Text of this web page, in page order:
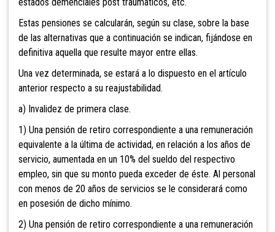
Estas pensiones se calcularán, según su clase, sobre la base
de las alternativas que a continuación se indican, fijándose en
definitiva aquella que resulte mayor entre ellas.
Una vez determinada, se estará a lo dispuesto en el artículo
anterior respecto a su reajustabilidad.
a) Invalidez de primera clase.
1) Una pensión de retiro correspondiente a una remuneración
equivalente a la última de actividad, en relación a los años de
servicio, aumentada en un 10% del sueldo del respectivo
empleo, sin que su monto pueda exceder de éste. Al personal
con menos de 20 años de servicios se le considerará como
en posesión de dicho mínimo.
2) Una pensión de retiro correspondiente a una remuneración